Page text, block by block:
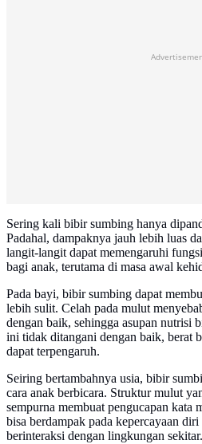
Sering kali bibir sumbing hanya
Padahal, dampaknya jauh lebih luas
langit-langit dapat memengaruhi
bagi anak, terutama di masa awal
Pada bayi, bibir sumbing dapat
lebih sulit. Celah pada mulut
dengan baik, sehingga asupan nutrisi
ini tidak ditangani dengan baik, berat
dapat terpengaruh.
Seiring bertambahnya usia, bibir
cara anak berbicara. Struktur mulut
sempurna membuat pengucapan kata
bisa berdampak pada kepercayaan
berinteraksi dengan lingkungan sekitar.